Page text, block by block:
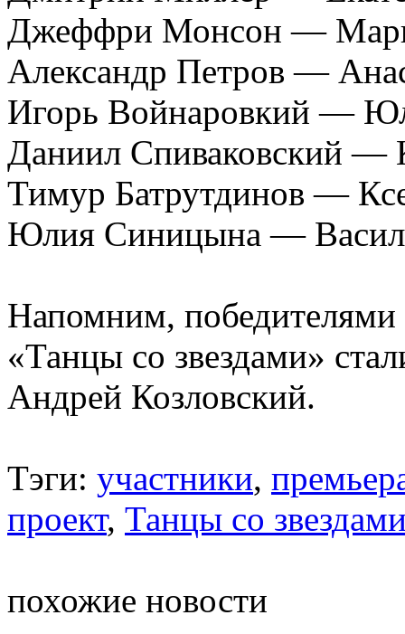
Джеффри Монсон —
Александр Петров —
Игорь Войнаровкий —
Даниил Спиваковский —
Тимур Батрутдинов —
Юлия Синицына —
Напомним,
«Танцы со звездами»
Андрей Козловский.
Тэги: участники,
проект, Танцы со
похожие новости